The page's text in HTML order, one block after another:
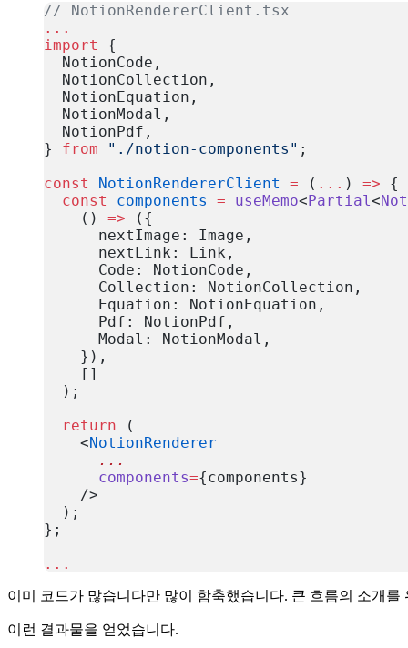
// NotionRendererClient.tsx
...
import
{
  NotionCode,
  NotionCollection,
  NotionEquation,
  NotionModal,
  NotionPdf,
} from "./notion-components" ;
const
NotionRendererClient = ( ... ) => {
  const
components = useMemo<Partial<
    ()
=> ({
      nextImage: Image,
      nextLink: Link,
      Code: NotionCode,
      Collection: NotionCollection,
      Equation: NotionEquation,
      Pdf: NotionPdf,
      Modal: NotionModal,
    }),
    []
  );
  return
(
    <
NotionRenderer
      ...
      components
={components}
    />
  );
};
...
이미 코드가 많습니다만 많이 함축했습니다. 큰 흐름의 소개
이런 결과물을 얻었습니다.